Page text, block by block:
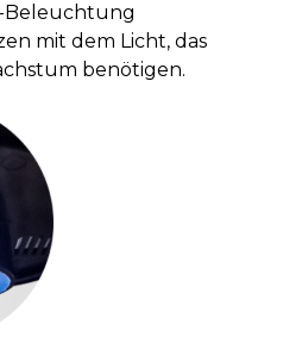
Beleuchtung
mit dem Licht, das
benötigen.